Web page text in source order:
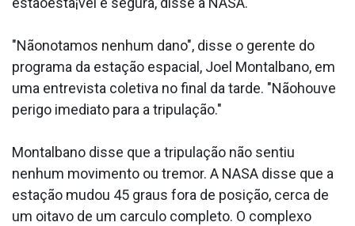
"Nãonotamos nenhum dano", disse o gerente do
programa da estação espacial, Joel Montalbano, em
uma entrevista coletiva no final da tarde. "Nãohouve
perigo imediato para a tripulação."
Montalbano disse que a tripulação não sentiu
nenhum movimento ou tremor. A NASA disse que a
estação mudou 45 graus fora de posição, cerca de
um oitavo de um ca­rculo completo. O complexo